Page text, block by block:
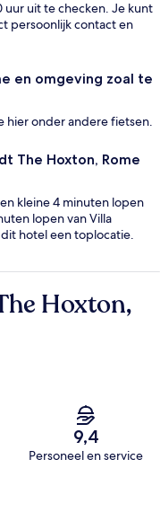
uur uit te checken. Je kunt
persoonlijk contact en
en omgeving zoal te
hier onder andere fietsen.
The Hoxton, Rome
kleine 4 minuten lopen
lopen van Villa
hotel een toplocatie.
Hoxton,
9,4
Personeel en service